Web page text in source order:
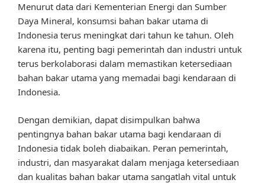
Menurut data dari Kementerian Energi dan Sumber
Daya Mineral, konsumsi bahan bakar utama di
Indonesia terus meningkat dari tahun ke tahun. Oleh
karena itu, penting bagi pemerintah dan industri untuk
terus berkolaborasi dalam memastikan ketersediaan
bahan bakar utama yang memadai bagi kendaraan di
Indonesia.
Dengan demikian, dapat disimpulkan bahwa
pentingnya bahan bakar utama bagi kendaraan di
Indonesia tidak boleh diabaikan. Peran pemerintah,
industri, dan masyarakat dalam menjaga ketersediaan
dan kualitas bahan bakar utama sangatlah vital untuk